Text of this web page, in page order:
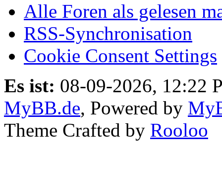
Alle Foren als gelesen
RSS-Synchronisation
Cookie Consent Settings
Es ist: 08-09-2026, 12:22
MyBB.de, Powered by
Theme Crafted by Rooloo